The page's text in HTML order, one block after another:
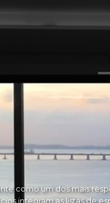
como um dos mais
integram as listas de